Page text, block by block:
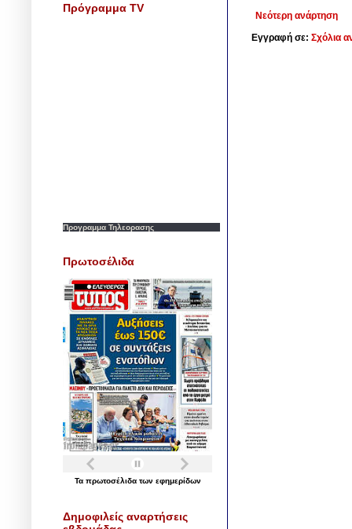
Νεότερη ανάρτηση
Εγγραφή σε: Σχόλια
Πρόγραμμα TV
Προγραμμα Τηλεορασης
Πρωτοσέλιδα
Τα πρωτοσέλιδα των εφημερίδων
Δημοφιλείς αναρτήσεις